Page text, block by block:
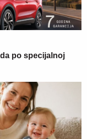
po specijalnoj